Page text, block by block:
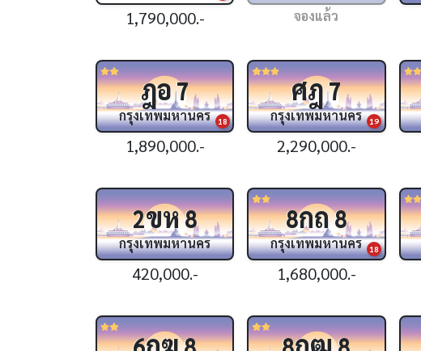
1,790,000.-
จองแล้ว
18
ฎอ7
กรุงเทพมหานคร
1,890,000.-
19
ศฎ7
กรุงเทพมหานคร
2,290,000.-
2ขห8
กรุงเทพมหานคร
420,000.-
18
8กถ8
กรุงเทพมหานคร
1,680,000.-
กฆ กฒ